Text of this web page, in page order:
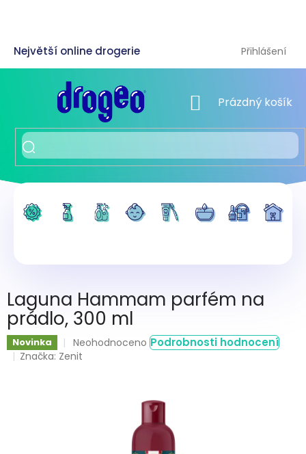
Přihlášení
NÁKUPNÍ KOŠÍK
Prázdný košík
Laguna Hammam parfém na
prádlo, 300 ml
Novinka
Průměrné
hodnocení
Neohodnoceno Podrobnosti hodnocení
Značka: Zenit